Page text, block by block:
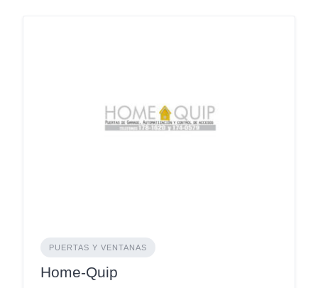
PUERTAS Y VENTANAS
Home-Quip